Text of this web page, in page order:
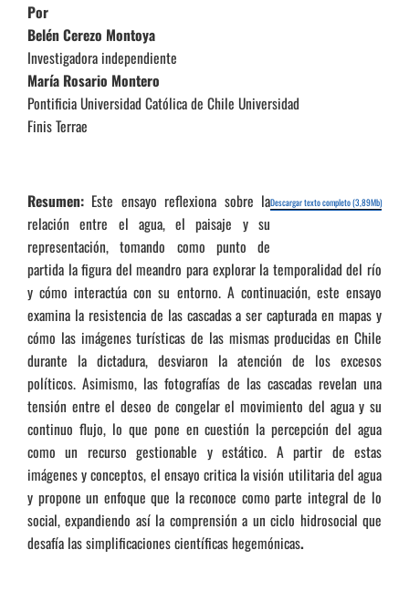
Por
Belén Cerezo Montoya
Investigadora independiente
María Rosario Montero
Pontificia Universidad Católica de Chile Universidad
Finis Terrae
Descargar texto completo (3,89Mb)
Resumen: Este ensayo reflexiona sobre la
relación entre el agua, el paisaje y su
representación, tomando como punto de
partida la figura del meandro para explorar la temporalidad del río
y cómo interactúa con su entorno. A continuación, este ensayo
examina la resistencia de las cascadas a ser capturada en mapas y
cómo las imágenes turísticas de las mismas producidas en Chile
durante la dictadura, desviaron la atención de los excesos
políticos. Asimismo, las fotografías de las cascadas revelan una
tensión entre el deseo de congelar el movimiento del agua y su
continuo flujo, lo que pone en cuestión la percepción del agua
como un recurso gestionable y estático. A partir de estas
imágenes y conceptos, el ensayo critica la visión utilitaria del agua
y propone un enfoque que la reconoce como parte integral de lo
social, expandiendo así la comprensión a un ciclo hidrosocial que
desafía las simplificaciones científicas hegemónicas.